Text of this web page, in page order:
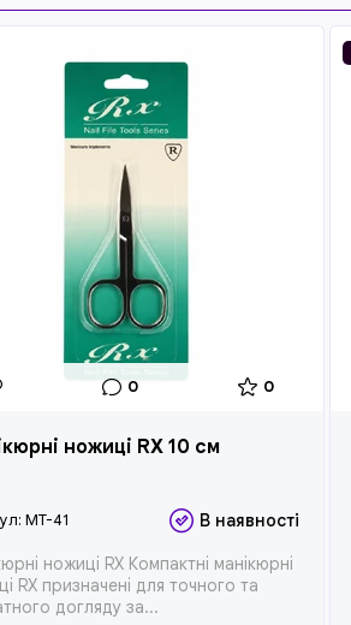
0 0
ножиці RX 10 см
MT-41
В наявності
ножиці RX Компактні манікюрні
RX призначені для точного та
догляду за...